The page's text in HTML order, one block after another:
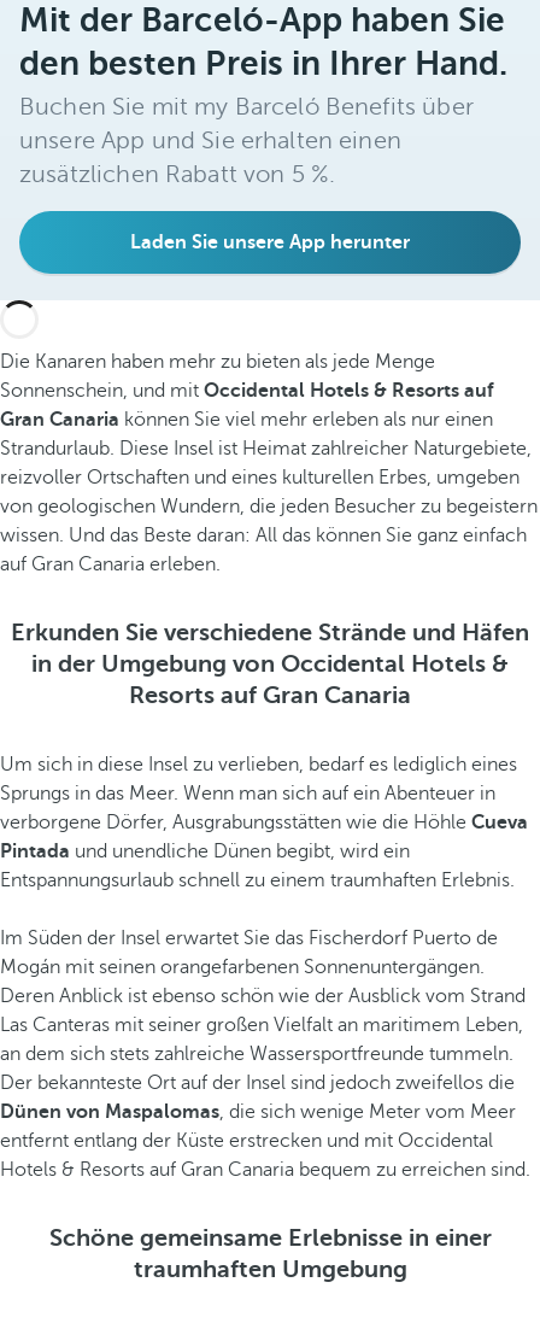
Mit der Barceló-App haben Sie
den besten Preis in Ihrer Hand.
Buchen Sie mit my Barceló Benefits über
unsere App und Sie erhalten einen
zusätzlichen Rabatt von 5 %.
Laden Sie unsere App herunter
Die Kanaren haben mehr zu bieten als jede Menge
Sonnenschein, und mit Occidental Hotels & Resorts auf
Gran Canaria können Sie viel mehr erleben als nur einen
Strandurlaub. Diese Insel ist Heimat zahlreicher Naturgebiete,
reizvoller Ortschaften und eines kulturellen Erbes, umgeben
von geologischen Wundern, die jeden Besucher zu begeistern
wissen. Und das Beste daran: All das können Sie ganz einfach
auf Gran Canaria erleben.
Erkunden Sie verschiedene Strände und Häfen
in der Umgebung von Occidental Hotels &
Resorts auf Gran Canaria
Um sich in diese Insel zu verlieben, bedarf es lediglich eines
Sprungs in das Meer. Wenn man sich auf ein Abenteuer in
verborgene Dörfer, Ausgrabungsstätten wie die Höhle Cueva
Pintada und unendliche Dünen begibt, wird ein
Entspannungsurlaub schnell zu einem traumhaften Erlebnis.
Im Süden der Insel erwartet Sie das Fischerdorf Puerto de
Mogán mit seinen orangefarbenen Sonnenuntergängen.
Deren Anblick ist ebenso schön wie der Ausblick vom Strand
Las Canteras mit seiner großen Vielfalt an maritimem Leben,
an dem sich stets zahlreiche Wassersportfreunde tummeln.
Der bekannteste Ort auf der Insel sind jedoch zweifellos die
Dünen von Maspalomas, die sich wenige Meter vom Meer
entfernt entlang der Küste erstrecken und mit Occidental
Hotels & Resorts auf Gran Canaria bequem zu erreichen sind.
Schöne gemeinsame Erlebnisse in einer
traumhaften Umgebung